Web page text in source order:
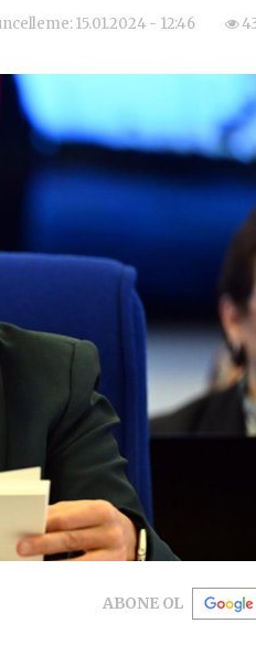
15.01.2024 - 12:46
ABONE OL